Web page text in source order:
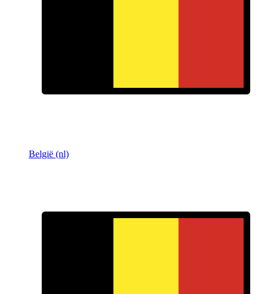
België (nl)